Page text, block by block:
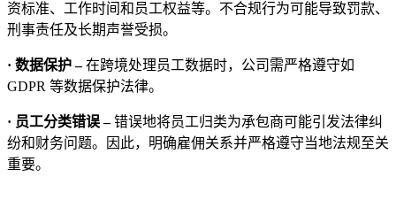
资标准、工作时间和员工权益等。不合规行为可能导致罚款、
刑事责任及长期声誉受损。
· 数据保护 –在跨境处理员工数据时，公司需严格遵守如
GDPR 等数据保护法律。
· 员工分类错误 –错误地将员工归类为承包商可能引发法律纠
纷和财务问题。因此，明确雇佣关系并严格遵守当地法规至关
重要。